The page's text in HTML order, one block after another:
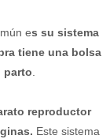
es su sistema
tiene una bolsa
parto
reproductor
Este sistema